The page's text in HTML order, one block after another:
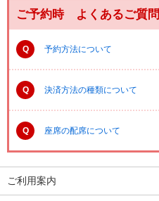
ご予約時 よくあるご質問
Q 予約方法について
Q 決済方法の種類について
Q 座席の配席について
ご利用案内